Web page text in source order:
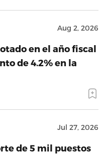
Aug 2, 2026
en el año fiscal
de 4.2% en la
Jul 27, 2026
de 5 mil puestos